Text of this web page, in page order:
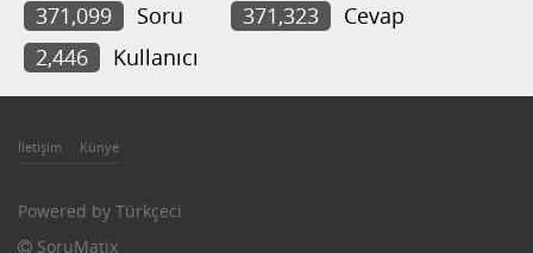
371,099 Soru 371,323
Cevap
2,446
Kullanıcı
İletişim Künye
Powered by Türkçeci
SoruMatix